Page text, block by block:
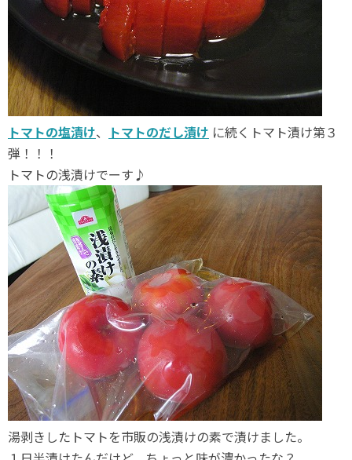
トマトの塩漬け、 トマトのだし漬け に続くトマト漬け第３
弾！！！
トマトの浅漬けでーす♪
湯剥きしたトマトを市販の浅漬けの素で漬けました。